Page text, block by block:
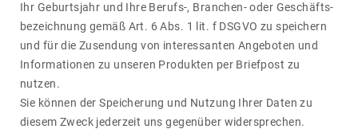
Ihr Geburts­jahr und Ihre Berufs-, Bran­chen- oder Geschäfts­
be­zeich­nung gemäß Art. 6 Abs. 1 lit. f DSGVO zu spei­chern
und für die Zusen­dung von inter­es­santen Ange­boten und
Infor­ma­tionen zu unseren Produkten per Brief­post zu
nutzen.
Sie können der Spei­che­rung und Nutzung Ihrer Daten zu
diesem Zweck jeder­zeit uns gegen­über wider­spre­chen.